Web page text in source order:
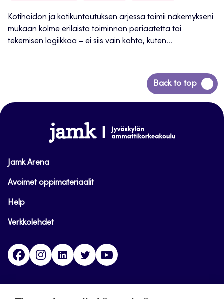
Kotihoidon ja kotikuntoutuksen arjessa toimii näkemykseni
mukaan kolme erilaista toiminnan periaatetta tai
tekemisen logiikkaa – ei siis vain kahta, kuten...
Back to top
Siirry
takaisin
www.jamk.fi
Jamk Arena
Avoimet oppimateriaalit
Help
Verkkolehdet
FacebookInstagramLinkedinTwitter